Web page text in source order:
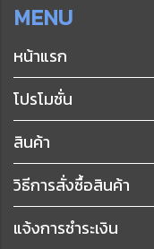
MENU
หน้าแรก
โปรโมชั่น
สินค้า
วิธีการสั่งซื้อสินค้า
แจ้งการชำระเงิน